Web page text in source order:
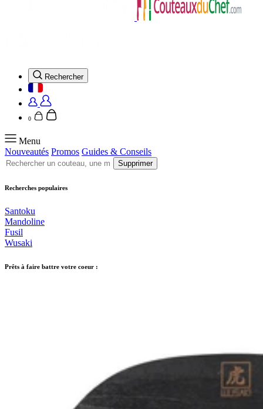
Rechercher
0
Menu
Nouveautés Promos Guides & Conseils
Supprimer
Recherches populaires
Santoku
Mandoline
Fusil
Wusaki
Prêts à faire battre votre coeur :